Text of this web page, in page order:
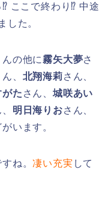
ここで終わり⁉ 中途
した。
んの他に霧矢大夢さ
、 北翔海莉さん、
た さん、城咲あい
明日海りおさん、
います。
すね。凄い充実 して